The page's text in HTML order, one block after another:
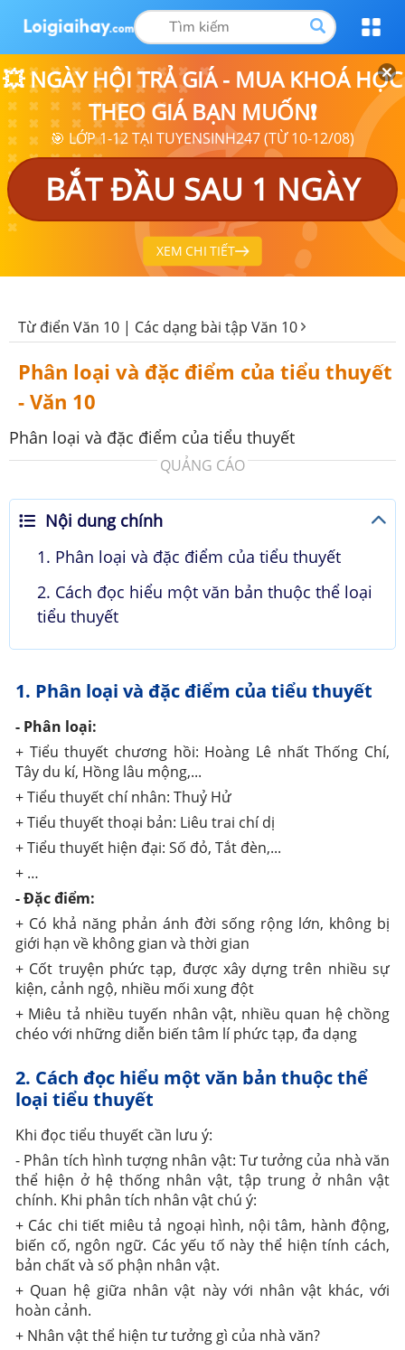
💥 NGÀY HỘI TRẢ GIÁ - MUA KHOÁ HỌC
THEO GIÁ BẠN MUỐN❗
🎯 LỚP 1-12 TẠI TUYENSINH247 (TỪ 10-12/08)
BẮT ĐẦU SAU 1 NGÀY
XEM CHI TIẾT
Từ điển Văn 10 | Các dạng bài tập Văn 10
Phân loại và đặc điểm của tiểu thuyết
- Văn 10
Phân loại và đặc điểm của tiểu thuyết
QUẢNG CÁO
Nội dung chính
1. Phân loại và đặc điểm của tiểu thuyết
2. Cách đọc hiểu một văn bản thuộc thể loại
tiểu thuyết
1. Phân loại và đặc điểm của tiểu thuyết
- Phân loại:
+ Tiểu thuyết chương hồi: Hoàng Lê nhất Thống Chí,
Tây du kí, Hồng lâu mộng,...
+ Tiểu thuyết chí nhân: Thuỷ Hử
+ Tiểu thuyết thoại bản: Liêu trai chí dị
+ Tiểu thuyết hiện đại: Số đỏ, Tắt đèn,...
+ …
- Đặc điểm:
+ Có khả năng phản ánh đời sống rộng lớn, không bị
giới hạn về không gian và thời gian
+ Cốt truyện phức tạp, được xây dựng trên nhiều sự
kiện, cảnh ngộ, nhiều mối xung đột
+ Miêu tả nhiều tuyến nhân vật, nhiều quan hệ chồng
chéo với những diễn biến tâm lí phức tạp, đa dạng
2. Cách đọc hiểu một văn bản thuộc thể
loại tiểu thuyết
Khi đọc tiểu thuyết cần lưu ý:
- Phân tích hình tượng nhân vật: Tư tưởng của nhà văn
thể hiện ở hệ thống nhân vật, tập trung ở nhân vật
chính. Khi phân tích nhân vật chú ý:
+ Các chi tiết miêu tả ngoại hình, nội tâm, hành động,
biến cố, ngôn ngữ. Các yếu tố này thể hiện tính cách,
bản chất và số phận nhân vật.
+ Quan hệ giữa nhân vật này với nhân vật khác, với
hoàn cảnh.
+ Nhân vật thể hiện tư tưởng gì của nhà văn?